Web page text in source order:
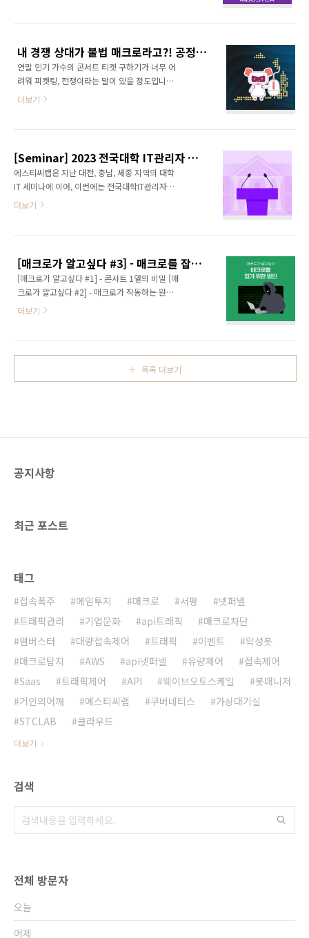
해서도 동일하게 부정 판매를 금지하는 '국민체
통과했으며, 총선을 앞두고 각 정당의 공약으로
..
책의원장 역시 암표 처벌에 대한 공약을 발표하
기도 했습니다. 3월부터는 공연법이 개정되어,
매크로 프로그램을 이용한 부당 이익 추구를 불
법으로 정의할 수 있게 됩니다. MBUSTER는 문
차단하기 위한 솔루션으로, 소비자에게 공정한
한 매크로 트래픽을 차단해 인프라 리소스 과투
자와 운영 비용을 절감할 수 ..
내 경쟁 상대가 불법 매크로라고?! 공정성 확보를 위한 MBUSTER 출시!
연말 인기 가수의 콘서트 티켓 구하기가 너무 어
려워 피켓팅, 전쟁이라는 말이 있을 정도입니다.
인터넷이 빠르다는 PC방에 가서, 오픈 시간 누
로를 이용하면 날짜, 인원, 자리 선정까지 단 한
번의 클릭으로 빠르게 마무리할 수 있습니다.
0.1초가 중요한 상황에서 매크로 없이 티켓팅은
거의 불가능합니다. 문제는 여기서 끝이 아닙니
시간만에 암표로 판매됩니다. 정가에서 무려 20
은 팬들은 분노하고 있는데요, 한국 콘텐츠진흥
원에 따르면 20..
더보기
[Seminar] 2023 전국대학 IT관리자 협의회 서울지회 참가
에스티씨랩은 지난 대전, 충남, 세종 지역의 대학
IT 세미나에 이어, 이번에는 전국대학IT관리자협
의회 서울지회 세미나에 참석했습니다. 지난 9월
씨랩 역시 부스 전시와 세션 발표에 모두 참여해
악성 봇 탐지 및 관리 솔루션인 MBuster(엠버스
터)를 소개해 드렸습니다. 넷퍼넬을 통해 오랜 시
간동안 대학 IT 서비스 운영에 대해 같이 고민하
많은 분들이 관심갖고 제품에 대해 살펴봐주셨
더보기
[매크로가 알고싶다 #3] - 매크로를 잡기 위한 방안
[매크로가 알고싶다 #1] - 콘서트 1열의 비밀 [매
크로가 알고싶다 #2] - 매크로가 작동하는 원리
[매크로가 알고싶다 #3] - 매크로를 잡기 위한 방
두 번째 포스팅에서 설명드린 내용을 바탕으로
매크로 사용 자체는 불법이라 보기 ..
더보기
목록 더보기
공지사항
최근 포스트
태그
접속폭주 에임투지 매크로 서평
넷퍼넬
트래픽관리
기업문화 api트래픽
매크로차단
엠버스터
대량접속제어 트래픽 이벤트
악성봇
매크로탐지
AWS api넷퍼넬 유량제어
접속제어
Saas
트래픽제어 API 웨이브오토스케일
봇매니저
거인의어깨
에스티씨랩 쿠버네티스
가상대기실
STCLAB
클라우드
더보기
검색
전체 방문자
오늘
어제